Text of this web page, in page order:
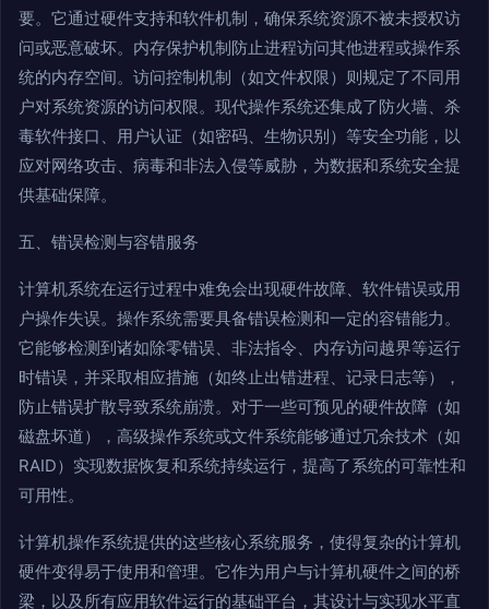
要。它通过硬件支持和软件机制，确保系统资源不被未授权访
问或恶意破坏。内存保护机制防止进程访问其他进程或操作系
统的内存空间。访问控制机制（如文件权限）则规定了不同用
户对系统资源的访问权限。现代操作系统还集成了防火墙、杀
毒软件接口、用户认证（如密码、生物识别）等安全功能，以
应对网络攻击、病毒和非法入侵等威胁，为数据和系统安全提
供基础保障。
五、错误检测与容错服务
计算机系统在运行过程中难免会出现硬件故障、软件错误或用
户操作失误。操作系统需要具备错误检测和一定的容错能力。
它能够检测到诸如除零错误、非法指令、内存访问越界等运行
时错误，并采取相应措施（如终止出错进程、记录日志等），
防止错误扩散导致系统崩溃。对于一些可预见的硬件故障（如
磁盘坏道），高级操作系统或文件系统能够通过冗余技术（如
RAID）实现数据恢复和系统持续运行，提高了系统的可靠性和
可用性。
计算机操作系统提供的这些核心系统服务，使得复杂的计算机
硬件变得易于使用和管理。它作为用户与计算机硬件之间的桥
梁，以及所有应用软件运行的基础平台，其设计与实现水平直